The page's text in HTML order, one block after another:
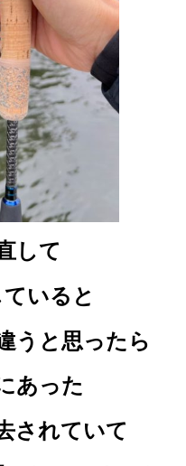
して
いると
うと思ったら
あった
されていて